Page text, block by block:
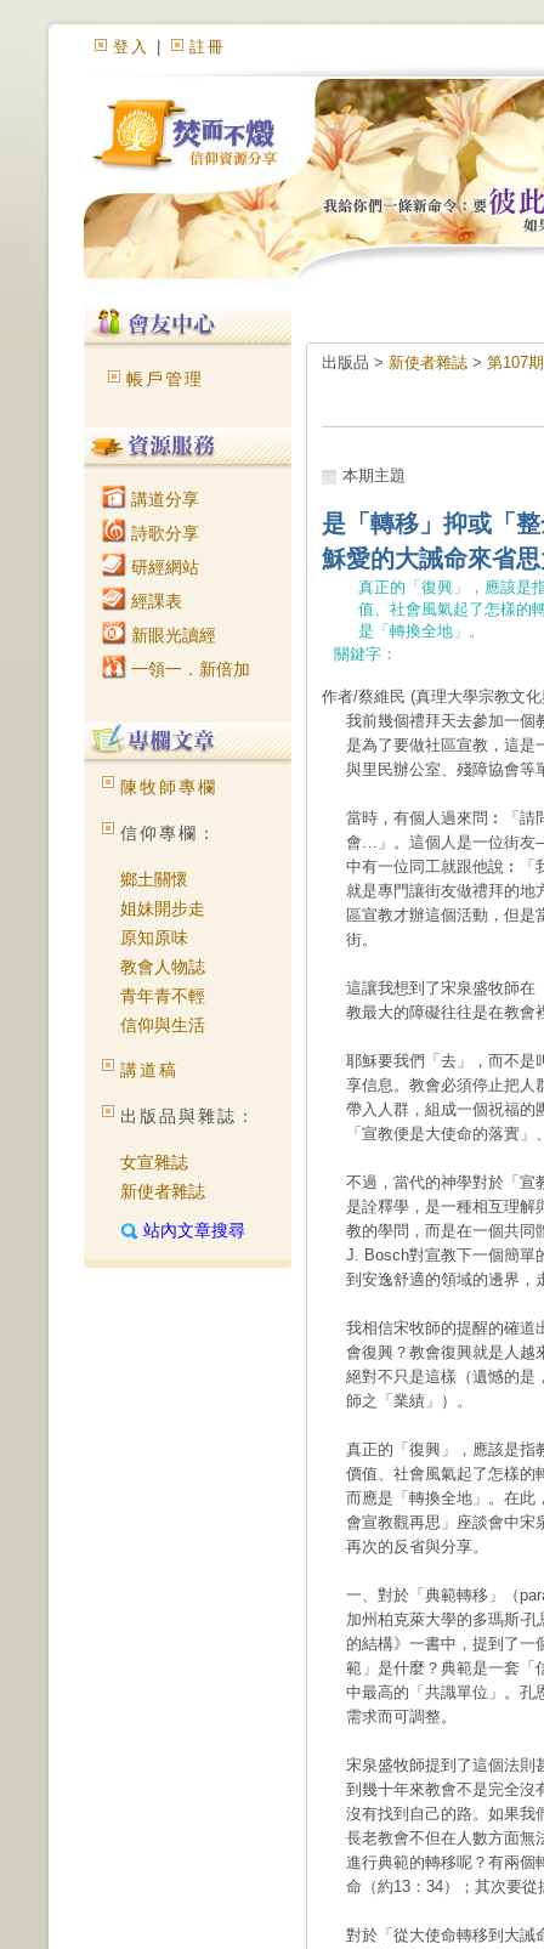
登入 註冊
帳戶管理
講道分享
詩歌分享
研經網站
經課表
新眼光讀經
一領一．新倍加
陳牧師專欄
信仰專欄：
鄉土關懷
姐妹開步走
原知原味
教會人物誌
青年青不輕
信仰與生活
講道稿
出版品與雜誌：
女宣雜誌
新使者雜誌
站內文章搜尋
出版品 > 新使者雜誌 > 第107
本期主題
是「轉移」抑或「
穌愛的大誡命來省
真正的「復興」，應該是
值、社會風氣起了怎樣的
是「轉換全地」。
關鍵字：
作者/蔡維民 (真理大學宗教文
我前幾個禮拜天去參加一個
是為了要做社區宣教，這是
與里民辦公室、殘障協會等
當時，有個人過來問︰「請
會…」。這個人是一位街友
中有一位同工就跟他說︰
就是專門讓街友做禮拜的地
區宣教才辦這個活動，但
街。
這讓我想到了宋泉盛牧師在
教最大的障礙往往是在教會
耶穌要我們「去」，而不是
享信息。教會必須停止把人
帶入人群，組成一個祝福的
「宣教便是大使命的落實
不過，當代的神學對於「宣
是詮釋學，是一種相互理解
教的學問，而是在一個共同
J. Bosch對宣教下一個簡單
到安逸舒適的領域的邊界，
我相信宋牧師的提醒的確道
會復興？教會復興就是人越
絕對不只是這樣（遺憾的是
師之「業績」）。
真正的「復興」，應該是指
價值、社會風氣起了怎樣的
而應是「轉換全地」。在
會宣教觀再思」座談會中宋
再次的反省與分享。
一、對於「典範轉移」（
加州柏克萊大學的多瑪斯‧
的結構》一書中，提到了一
範」是什麼？典範是一套「
中最高的「共識單位」。孔
需求而可調整。
宋泉盛牧師提到了這個法則
到幾十年來教會不是完全沒
沒有找到自己的路。如果我
長老教會不但在人數方面無
進行典範的轉移呢？有兩個
命（約13：34）；其次要
對於「從大使命轉移到大誡